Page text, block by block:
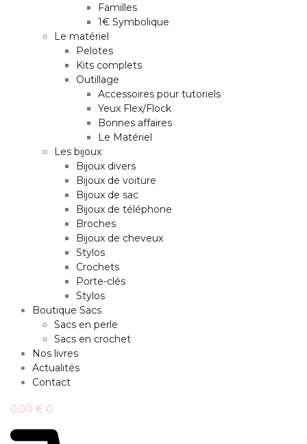
Familles
1€ Symbolique
Le matériel
Pelotes
Kits complets
Outillage
Accessoires pour tutoriels
Yeux Flex/Flock
Bonnes affaires
Le Matériel
Les bijoux
Bijoux divers
Bijoux de voiture
Bijoux de sac
Bijoux de téléphone
Broches
Bijoux de cheveux
Stylos
Crochets
Porte-clés
Stylos
Boutique Sacs
Sacs en perle
Sacs en crochet
Nos livres
Actualités
Contact
0,00 € 0